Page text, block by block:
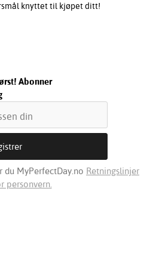
knyttet til kjøpet ditt!
Abonner
MyPerfectDay.no Retningslinjer
personvern.